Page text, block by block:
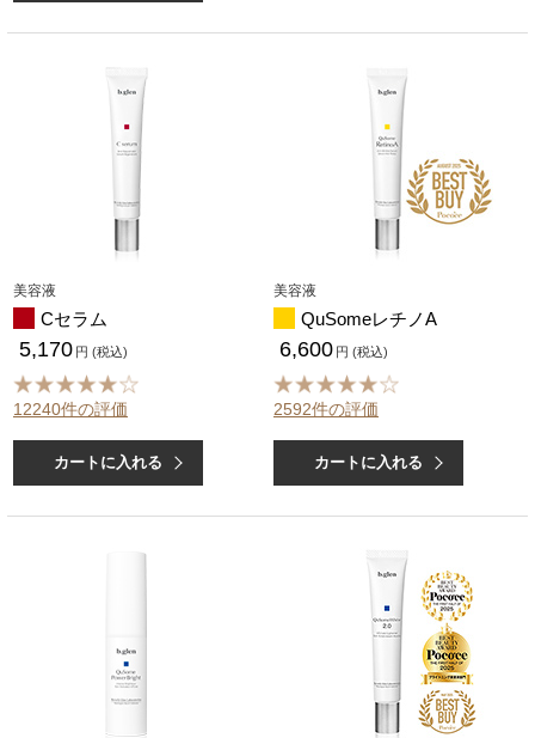
美容液
Cセラム
5,170 円 (税込)
12240件の評価
カートに入れる
美容液
QuSomeレチノA
6,600 円 (税込)
2592件の評価
カートに入れる